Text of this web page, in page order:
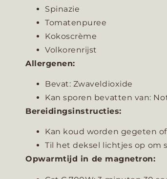
Spinazie
Tomatenpuree
Kokoscrème
Volkorenrijst
Allergenen:
Bevat: Zwaveldioxide
Kan sporen bevatten van:
Bereidingsinstructies:
Kan koud worden gegeten
Til het deksel lichtjes op om
Opwarmtijd in de magnetron: